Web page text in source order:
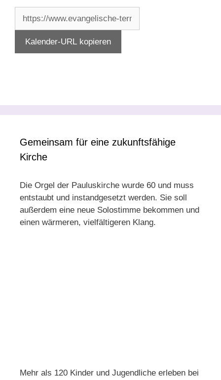
Gemeinsam für eine zukunftsfähige
Kirche
Die Orgel der Pauluskirche wurde 60 und muss
entstaubt und instandgesetzt werden. Sie soll
außerdem eine neue Solostimme bekommen und
einen wärmeren, vielfältigeren Klang.
Mehr als 120 Kinder und Jugendliche erleben bei